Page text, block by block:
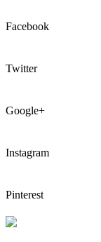
Facebook
Twitter
Google+
Instagram
Pinterest